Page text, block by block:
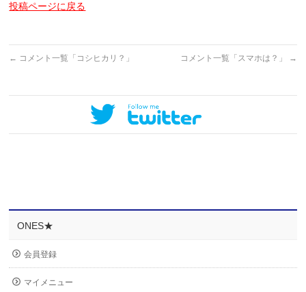
投稿ページに戻る
← コメント一覧「コシヒカリ？」 コメント一覧「スマホは？」 →
ONES★
会員登録
マイメニュー